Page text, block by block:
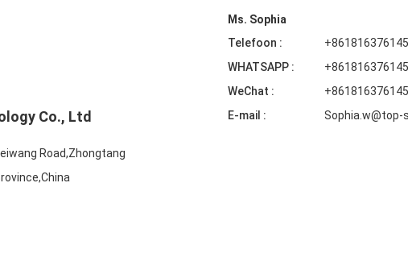
Co., Ltd
Road,Zhongtang
Ms. Sophia
Telefoon :
WHATSAPP :
WeChat :
E-mail :
Sophia.w@top-